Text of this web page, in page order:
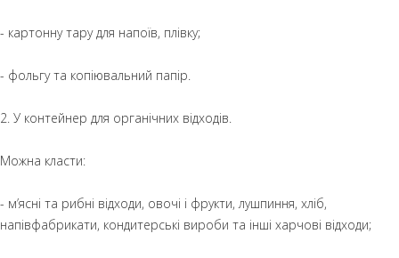
- картонну тару для напоїв, плівку;
- фольгу та копіювальний папір.
2. У контейнер для органічних відходів.
Можна класти:
- м’ясні та рибні відходи, овочі і фрукти, лушпиння, хліб,
напівфабрикати, кондитерські вироби та інші харчові відходи;